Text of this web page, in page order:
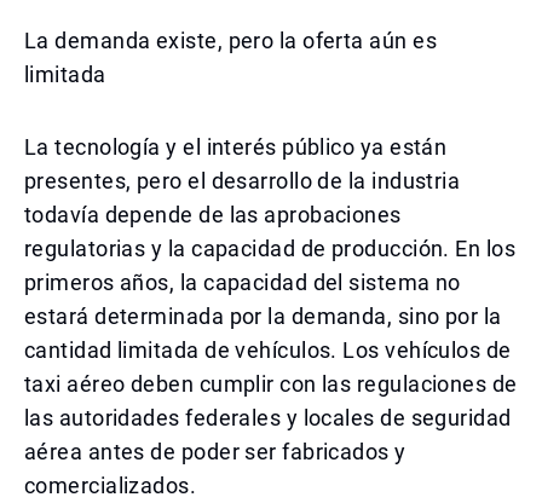
La demanda existe, pero la oferta aún es
limitada
La tecnología y el interés público ya están
presentes, pero el desarrollo de la industria
todavía depende de las aprobaciones
regulatorias y la capacidad de producción. En los
primeros años, la capacidad del sistema no
estará determinada por la demanda, sino por la
cantidad limitada de vehículos. Los vehículos de
taxi aéreo deben cumplir con las regulaciones de
las autoridades federales y locales de seguridad
aérea antes de poder ser fabricados y
comercializados.